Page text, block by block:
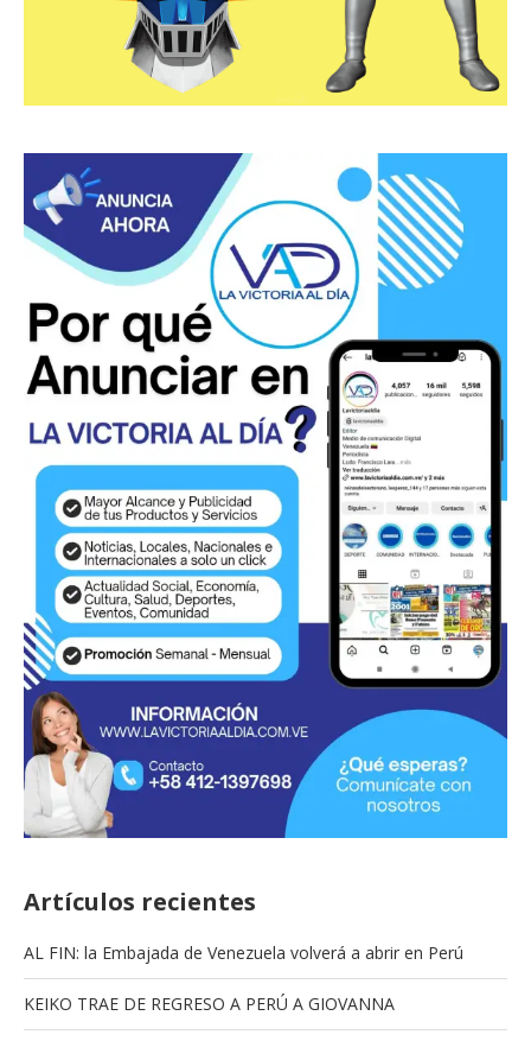
Artículos recientes
AL FIN: la Embajada de Venezuela volverá a abrir en Perú
KEIKO TRAE DE REGRESO A PERÚ A GIOVANNA